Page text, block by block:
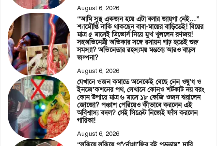
August 6, 2026
“আমি সুস্থ একজন হয়ে এটা বলার জায়গা নেই…”
শ্যামৌপ্তি নাকি থাকছেন বাবা-মায়ের বাড়িতেই! বিয়ের
মাত্র ৫ মাসেই ডিভোর্স নিয়ে মুখ খুললেন রণজয়!
সহঅভিনেত্রী অভিকার সঙ্গে রসায়ন গাঢ় হতেই শুরু
সমস্যা? অভিনেতার রহস্যময় মন্তব্যে আরও বাড়ল
জল্পনা?
August 6, 2026
যেখানে ওজন কমাতে অনেকেই বেছে নেন ওষু’ধ ও
ইনজে’কশনের পথ, সেখানে কোনও শর্টকাট নয় বরং
কোন উপায়ে মাত্র ৬ মাসে ১৮ কেজি ওজন ঝরালেন
জোজো? পঞ্চাশ পেরিয়েও কীভাবে করলেন এই
অবিশ্বাস্য বদল? সেই সিক্রেট নিজেই ফাঁস করলেন
গায়িকা!
August 6, 2026